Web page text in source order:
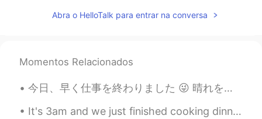
は？😏
EN JP
good with my hands!!
ernest 2020.08.29 02:18
Abra o HelloTalk para entrar na conversa
Momentos Relacionados
今日、早く仕事を終わりました 😜 晴れを楽しめるようになりました 🌤️🌞 今、バスが家に帰るを持っています。いつもバスが遅れている 🙄 天気が良い日には、たくさんイギリス人がにっこうよくをします...
It's 3am and we just finished cooking dinner. My brother and me cook sliders (mini burgers) we ha...